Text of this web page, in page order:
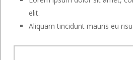
elit.
Aliquam tincidunt mauris eu